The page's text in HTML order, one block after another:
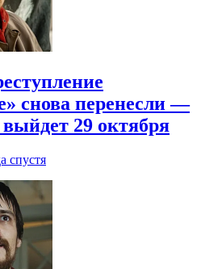
снова перенесли —
29 октября
спустя